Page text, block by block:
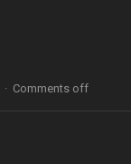
· Comments off